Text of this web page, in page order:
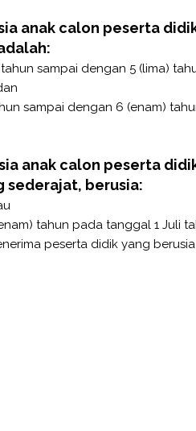
anak calon peserta
sampai dengan 5 (lima)
sampai dengan 6 (enam)
anak calon peserta
sederajat, berusia:
tahun pada tanggal 1 Juli
peserta didik yang